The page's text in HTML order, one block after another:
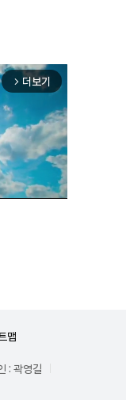
arrow_forward_ios 더보기
맵
: 곽영길